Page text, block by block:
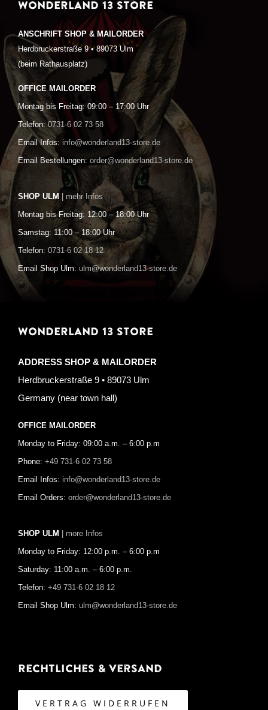
WONDERLAND 13 STORE
ANSCHRIFT SHOP & MAILORDER
Herdbruckerstraße 9 • 89073 Ulm
(beim Rathausplatz)
OFFICE MAILORDER
Montag bis Freitag: 09:00 – 17:00 Uhr
Telefon: 0731-6 02 73 58
Email Infos: info@wonderland13-store.de
Email Bestellungen: order@wonderland13-store.de
SHOP ULM | mehr Infos
Montag bis Freitag: 12:00 – 18:00 Uhr
Samstag: 11:00 – 18:00 Uhr
Telefon: 0731-6 02 18 12
Email Shop Ulm: ulm@wonderland13-store.de
WONDERLAND 13 STORE
ADDRESS SHOP & MAILORDER
Herdbruckerstraße 9 • 89073 Ulm
Germany (near town hall)
OFFICE MAILORDER
Monday to Friday: 09:00 a.m. – 6:00 p.m
Phone: +49 731-6 02 73 58
Email Infos: info@wonderland13-store.de
Email Orders: order@wonderland13-store.de
SHOP ULM | more Infos
Monday to Friday: 12:00 p.m. – 6:00 p.m
Saturday: 11:00 a.m. – 6:00 p.m.
Telefon: +49 731-6 02 18 12
Email Shop Ulm: ulm@wonderland13-store.de
Rechtliches & Versand
VERTRAG WIDERRUFEN